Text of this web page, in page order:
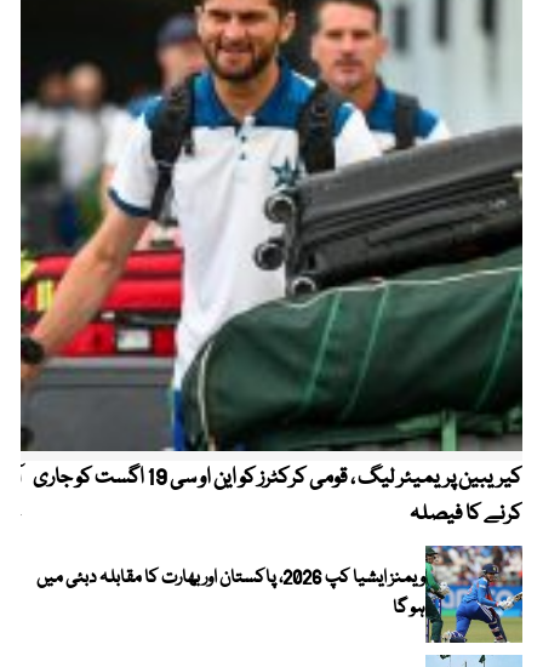
کیریبین پریمیئر لیگ ، قومی کرکٹرز کو این او سی 19 اگست کو جاری
کرنے کا فیصلہ
ویمنز ایشیا کپ 2026، پاکستان اور بھارت کا مقابلہ دبئی میں
ہو گا